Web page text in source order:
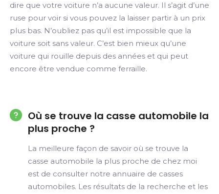
dire que votre voiture n’a aucune valeur. Il s’agit d’une
ruse pour voir si vous pouvez la laisser partir à un prix
plus bas. N’oubliez pas qu’il est impossible que la
voiture soit sans valeur. C’est bien mieux qu’une
voiture qui rouille depuis des années et qui peut
encore être vendue comme ferraille.
Où se trouve la casse automobile la
plus proche ?
La meilleure façon de savoir où se trouve la
casse automobile la plus proche de chez moi
est de consulter notre annuaire de casses
automobiles. Les résultats de la recherche et les